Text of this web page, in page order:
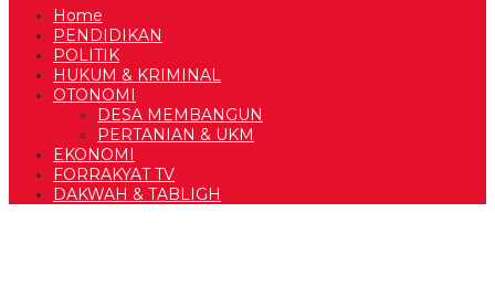
Home
PENDIDIKAN
POLITIK
HUKUM & KRIMINAL
OTONOMI
DESA MEMBANGUN
PERTANIAN & UKM
EKONOMI
FORRAKYAT TV
DAKWAH & TABLIGH